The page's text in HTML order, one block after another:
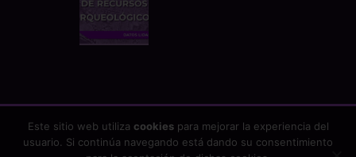
Copyright 2026 - TYC GIS Soluciones Integrales SL | Todos los
Este sitio web utiliza cookiespara mejorar la experiencia del
usuario. Si continúa navegando está dando su consentimiento